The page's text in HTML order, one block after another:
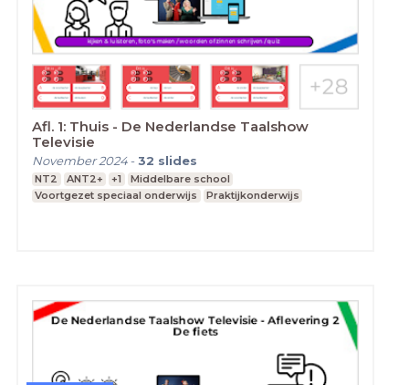
Afl. 1: Thuis - De Nederlandse Taalshow
Televisie
November 2024-32 slides
NT2 ANT2+ +1
Middelbare school
Voortgezet speciaal onderwijs
Praktijkonderwijs